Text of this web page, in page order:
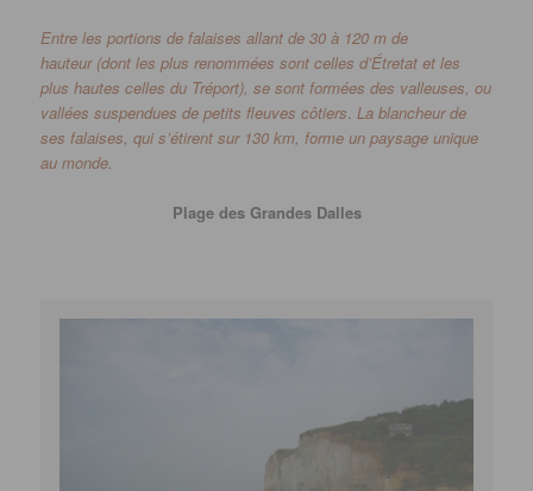
Entre les portions de falaises allant de 30 à 120 m de
hauteur (dont les plus renommées sont celles d’Étretat et les
plus hautes celles du Tréport), se sont formées des valleuses, ou
vallées suspendues de petits fleuves côtiers.La blancheur de
ses falaises, qui s’étirent sur 130 km, forme un paysage unique
au monde.
Plage des Grandes Dalles